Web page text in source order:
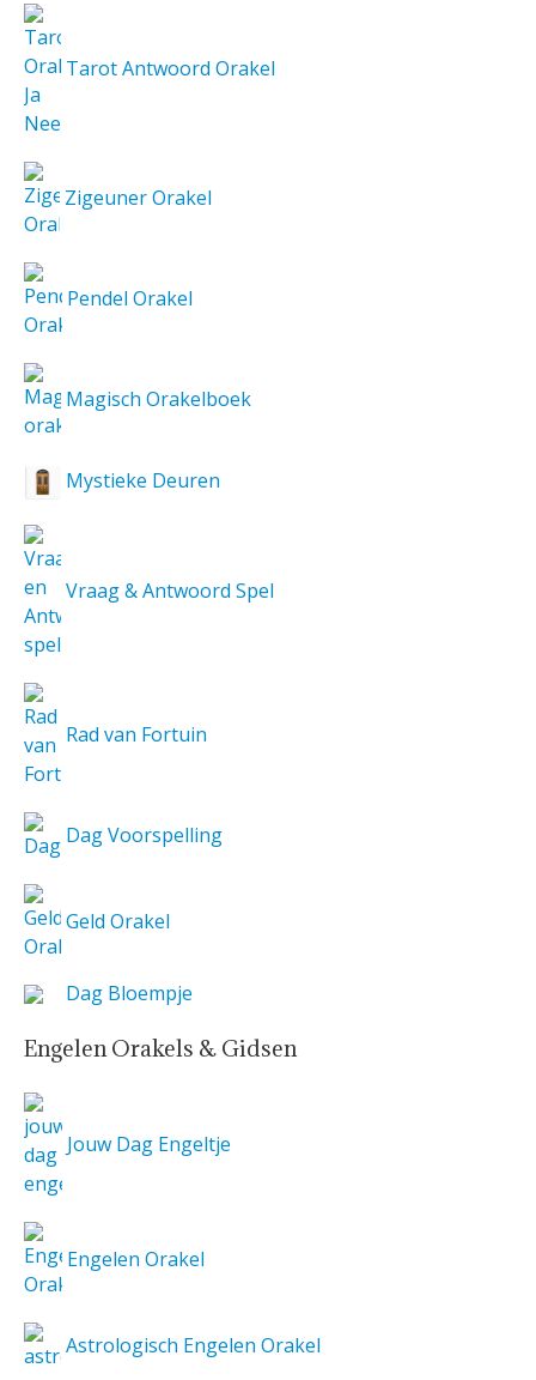
Tarot Antwoord Orakel
Zigeuner Orakel
Pendel Orakel
Magisch Orakelboek
Mystieke Deuren
Vraag & Antwoord Spel
Rad van Fortuin
Dag Voorspelling
Geld Orakel
Dag Bloempje
Engelen Orakels & Gidsen
Jouw Dag Engeltje
Engelen Orakel
Astrologisch Engelen Orakel